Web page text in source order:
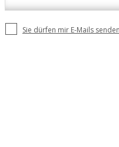
Sie dürfen mir E-Mails senden